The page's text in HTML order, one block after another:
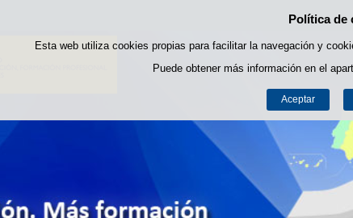
Política de
Esta web utiliza cookies propias para facilitar la navegación y
Puede obtener más información en el
Aceptar